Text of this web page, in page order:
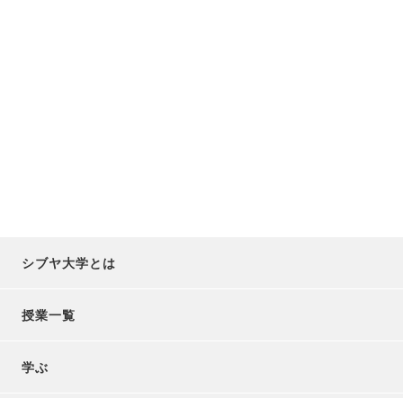
シブヤ大学とは
授業一覧
学ぶ